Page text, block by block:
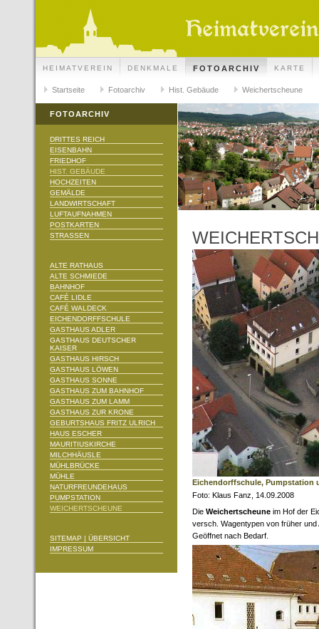
HEIMATVEREIN DENKMALE FOTOARCHIV KARTE
Startseite Fotoarchiv Hist. Gebäude Weichertscheune
FOTOARCHIV
DRITTES REICH
EISENBAHN
FRIEDHOF
HIST. GEBÄUDE
HOCHZEITEN
GEMÄLDE
LANDWIRTSCHAFT
LUFTAUFNAHMEN
POSTKARTEN
STRASSEN
ALTE RATHAUS
ALTE SCHMIEDE
BAHNHOF
CAFÉ LIDLE
CAFÉ WALDECK
EICHENDORFFSCHULE
GASTHAUS ADLER
GASTHAUS DEUTSCHER
KAISER
GASTHAUS HIRSCH
GASTHAUS LÖWEN
GASTHAUS SONNE
GASTHAUS ZUM BAHNHOF
GASTHAUS ZUM LAMM
GASTHAUS ZUR KRONE
GEBURTSHAUS FRITZ ULRICH
HAUS ESCHER
MAURITIUSKIRCHE
MILCHHÄUSLE
MÜHLBRÜCKE
MÜHLE
NATURFREUNDEHAUS
PUMPSTATION
WEICHERTSCHEUNE
SITEMAP | ÜBERSICHT
IMPRESSUM
Eichendorffschule, Pumpstation
Foto: Klaus Fanz, 14.09.2008
Die Weichertscheune im Hof der
versch. Wagentypen von früher
Geöffnet nach Bedarf.